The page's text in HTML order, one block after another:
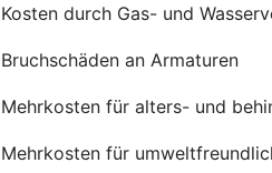
Kosten durch Gas- und
Bruchschäden an Armaturen
Mehrkosten für alters- und
Mehrkosten für